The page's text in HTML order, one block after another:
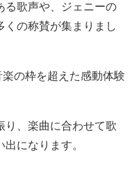
る歌声や、ジェニーの
くの称賛が集まりまし
の枠を超えた感動体験
り、楽曲に合わせて歌
になります。